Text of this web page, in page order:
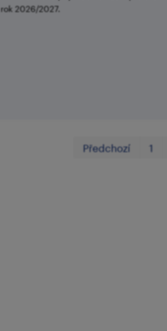
rok 2026/2027.
Předchozí 1